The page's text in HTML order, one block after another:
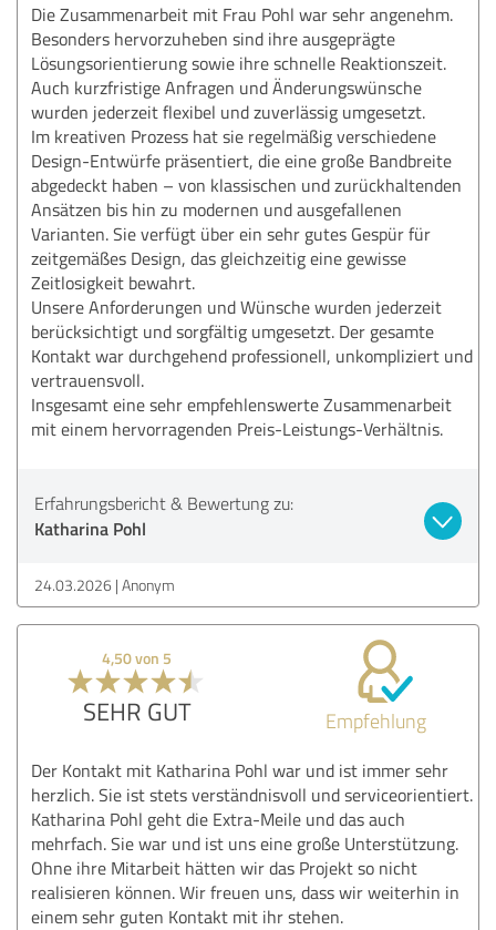
Die Zusammenarbeit mit Frau Pohl war sehr angenehm.
Besonders hervorzuheben sind ihre ausgeprägte
Lösungsorientierung sowie ihre schnelle Reaktionszeit.
Auch kurzfristige Anfragen und Änderungswünsche
wurden jederzeit flexibel und zuverlässig umgesetzt.
Im kreativen Prozess hat sie regelmäßig verschiedene
Design-Entwürfe präsentiert, die eine große Bandbreite
abgedeckt haben – von klassischen und zurückhaltenden
Ansätzen bis hin zu modernen und ausgefallenen
Varianten. Sie verfügt über ein sehr gutes Gespür für
zeitgemäßes Design, das gleichzeitig eine gewisse
Zeitlosigkeit bewahrt.
Unsere Anforderungen und Wünsche wurden jederzeit
berücksichtigt und sorgfältig umgesetzt. Der gesamte
Kontakt war durchgehend professionell, unkompliziert und
vertrauensvoll.
Insgesamt eine sehr empfehlenswerte Zusammenarbeit
mit einem hervorragenden Preis-Leistungs-Verhältnis.
Erfahrungsbericht & Bewertung zu:
Katharina Pohl
24.03.2026 Anonym
4,50 von 5
SEHR GUT Empfehlung
Der Kontakt mit Katharina Pohl war und ist immer sehr
herzlich. Sie ist stets verständnisvoll und serviceorientiert.
Katharina Pohl geht die Extra-Meile und das auch
mehrfach. Sie war und ist uns eine große Unterstützung.
Ohne ihre Mitarbeit hätten wir das Projekt so nicht
realisieren können. Wir freuen uns, dass wir weiterhin in
einem sehr guten Kontakt mit ihr stehen.